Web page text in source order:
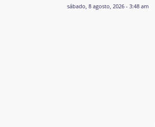
sábado, 8 agosto, 2026 - 3:48 am